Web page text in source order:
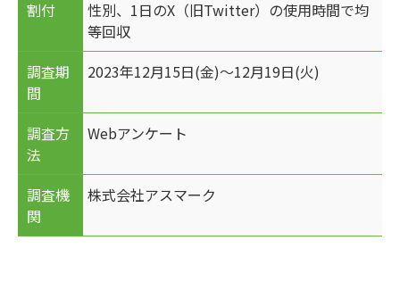
割付
性別、1日のX（旧Twitter）の使用時間で均
等回収
調査期
間
2023年12月15日(金)～12月19日(火)
調査方
法
Webアンケート
調査機
関
株式会社アスマーク